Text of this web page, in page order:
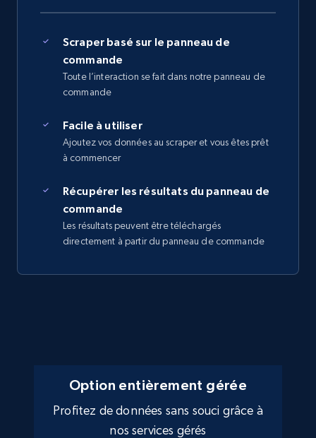
Scraper basé sur le panneau de
commande
Toute l’interaction se fait dans notre panneau de
commande
Facile à utiliser
Ajoutez vos données au scraper et vous êtes prêt
à commencer
Récupérer les résultats du panneau de
commande
Les résultats peuvent être téléchargés
directement à partir du panneau de commande
Option entièrement gérée
Profitez de données sans souci grâce à
nos services gérés